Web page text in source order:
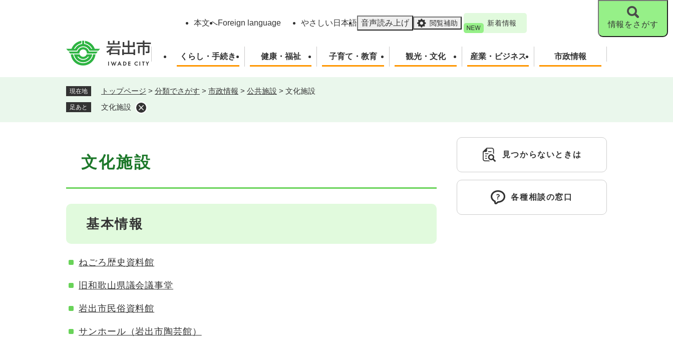
本文へForeign language やさしい日本語 音声読み上げ 閲覧補助 新着情報
くらし・手続き 健康・福祉 子育て・教育 観光・文化 産業・ビジネス 市政情報
情報をさがす
現在地 トップページ > 分類でさがす > 市政情報 > 公共施設 > 文化施設
足あと 文化施設
文化施設
基本情報
ねごろ歴史資料館
旧和歌山県議会議事堂
岩出市民俗資料館
サンホール（岩出市陶芸館）
見つからないときは
各種相談の窓口